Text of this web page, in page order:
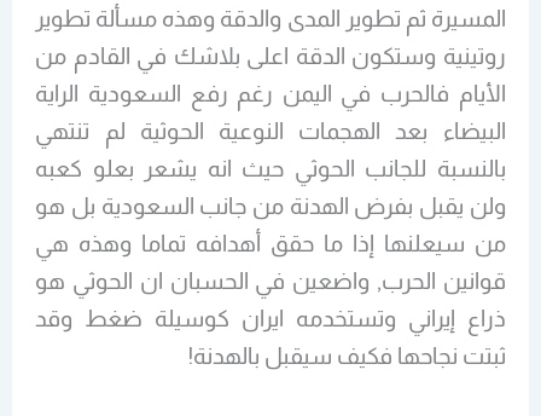
المسيرة ثم تطوير المدى والدقة وهذه مسألة تطوير
روتينية وستكون الدقة اعلى بلاشك في القادم من
الأيام فالحرب في اليمن رغم رفع السعودية الراية
البيضاء بعد الهجمات النوعية الحوثية لم تنتهي
بالنسبة للجانب الحوثي حيث انه يشعر بعلو كعبه
ولن يقبل بفرض الهدنة من جانب السعودية بل هو
من سيعلنها إذا ما حقق أهدافه تماما وهذه هي
قوانين الحرب, واضعين في الحسبان ان الحوثي هو
ذراع إيراني وتستخدمه ايران كوسيلة ضغط وقد
ثبتت نجاحها فكيف سيقبل بالهدنة!